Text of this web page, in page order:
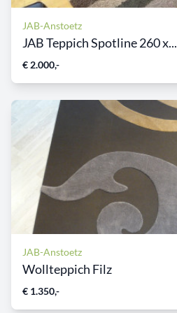
JAB-Anstoetz
JAB Teppich Spotline 260 x...
€ 2.000,-
JAB-Anstoetz
Wollteppich Filz
€ 1.350,-